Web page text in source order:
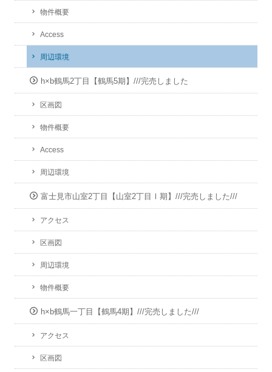
物件概要
Access
周辺環境
h×b鶴馬2丁目【鶴馬5期】///完売しました
区画図
物件概要
Access
周辺環境
富士見市山室2丁目【山室2丁目Ⅰ期】///完売しました///
アクセス
区画図
周辺環境
物件概要
h×b鶴馬一丁目【鶴馬4期】///完売しました///
アクセス
区画図